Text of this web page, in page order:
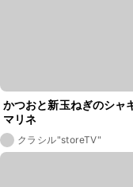
かつおと新玉ねぎのシャ
マリネ
クラシル"storeTV"